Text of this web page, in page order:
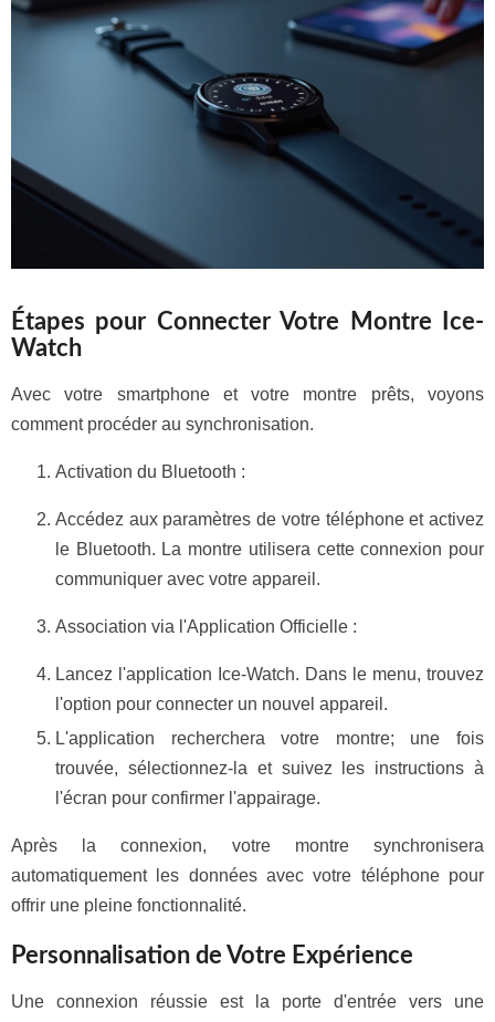
Étapes pour Connecter Votre Montre Ice-
Watch
Avec votre smartphone et votre montre prêts, voyons
comment procéder au synchronisation.
Activation du Bluetooth :
Accédez aux paramètres de votre téléphone et activez
le Bluetooth. La montre utilisera cette connexion pour
communiquer avec votre appareil.
Association via l'Application Officielle :
Lancez l'application Ice-Watch. Dans le menu, trouvez
l'option pour connecter un nouvel appareil.
L'application recherchera votre montre; une fois
trouvée, sélectionnez-la et suivez les instructions à
l'écran pour confirmer l'appairage.
Après la connexion, votre montre synchronisera
automatiquement les données avec votre téléphone pour
offrir une pleine fonctionnalité.
Personnalisation de Votre Expérience
Une connexion réussie est la porte d'entrée vers une